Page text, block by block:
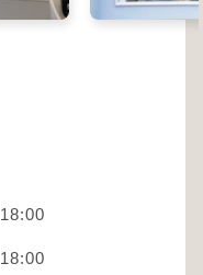
18:00
18:00